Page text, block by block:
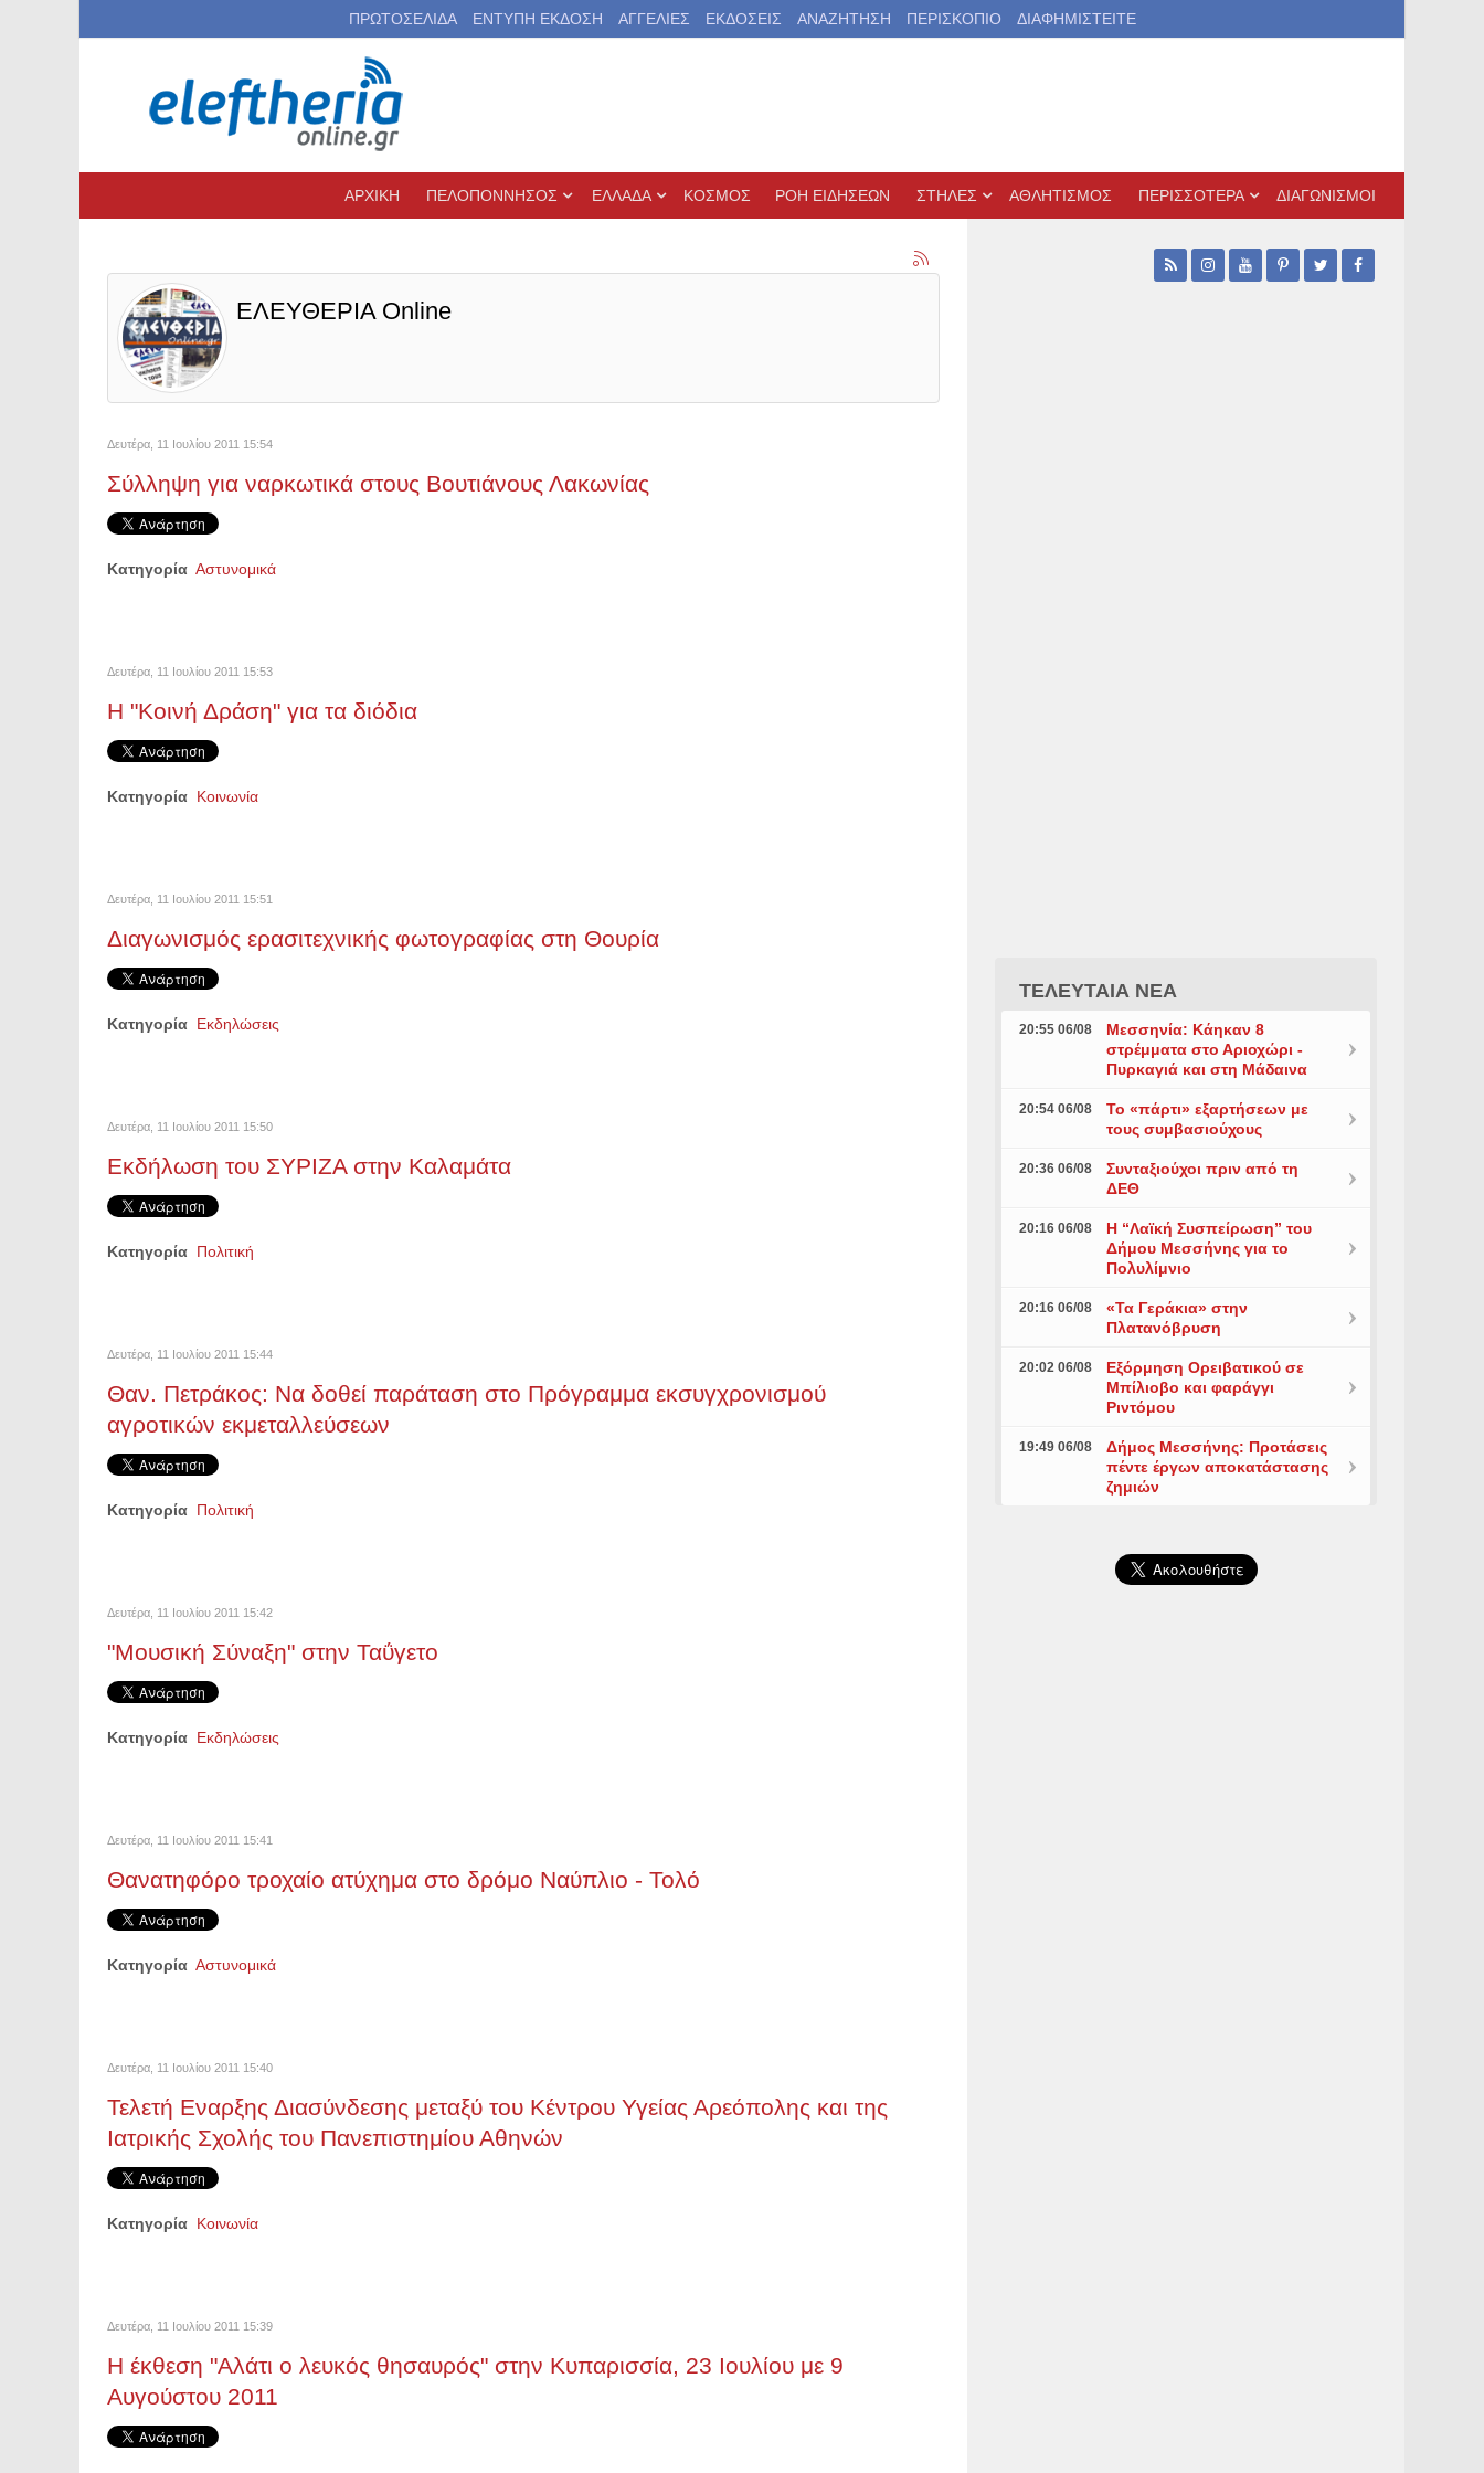
ΠΡΩΤΟΣΕΛΙΔΑ ΕΝΤΥΠΗ ΕΚΔΟΣΗ ΑΓΓΕΛΙΕΣ ΕΚΔΟΣΕΙΣ ΑΝΑΖΗΤΗΣΗ ΠΕΡΙΣΚΟΠΙΟ ΔΙΑΦΗΜΙΣΤΕΙΤΕ
ΑΡΧΙΚΗ ΠΕΛΟΠΟΝΝΗΣΟΣ ΕΛΛΑΔΑ ΚΟΣΜΟΣ ΡΟΗ ΕΙΔΗΣΕΩΝ ΣΤΗΛΕΣ ΑΘΛΗΤΙΣΜΟΣ ΠΕΡΙΣΣΟΤΕΡΑ ΔΙΑΓΩΝΙΣΜΟΙ
ΕΛΕΥΘΕΡΙΑ Online
Δευτέρα, 11 Ιουλίου 2011 15:54
Σύλληψη για ναρκωτικά στους Βουτιάνους Λακωνίας
Κατηγορία Αστυνομικά
Δευτέρα, 11 Ιουλίου 2011 15:53
Η "Κοινή Δράση" για τα διόδια
Κατηγορία Κοινωνία
Δευτέρα, 11 Ιουλίου 2011 15:51
Διαγωνισμός ερασιτεχνικής φωτογραφίας στη Θουρία
Κατηγορία Εκδηλώσεις
Δευτέρα, 11 Ιουλίου 2011 15:50
Εκδήλωση του ΣΥΡΙΖΑ στην Καλαμάτα
Κατηγορία Πολιτική
Δευτέρα, 11 Ιουλίου 2011 15:44
Θαν. Πετράκος: Να δοθεί παράταση στο Πρόγραμμα εκσυγχρονισμού
αγροτικών εκμεταλλεύσεων
Κατηγορία Πολιτική
Δευτέρα, 11 Ιουλίου 2011 15:42
"Μουσική Σύναξη" στην Ταΰγετο
Κατηγορία Εκδηλώσεις
Δευτέρα, 11 Ιουλίου 2011 15:41
Θανατηφόρο τροχαίο ατύχημα στο δρόμο Ναύπλιο - Τολό
Κατηγορία Αστυνομικά
Δευτέρα, 11 Ιουλίου 2011 15:40
Τελετή Εναρξης Διασύνδεσης μεταξύ του Κέντρου Υγείας Αρεόπολης και της
Ιατρικής Σχολής του Πανεπιστημίου Αθηνών
Κατηγορία Κοινωνία
Δευτέρα, 11 Ιουλίου 2011 15:39
Η έκθεση "Αλάτι ο λευκός θησαυρός" στην Κυπαρισσία, 23 Ιουλίου με 9
Αυγούστου 2011
ΤΕΛΕΥΤΑΙΑ ΝΕΑ
20:55 06/08
Μεσσηνία: Κάηκαν 8
στρέμματα στο Αριοχώρι -
Πυρκαγιά και στη Μάδαινα
20:54 06/08
Το «πάρτι» εξαρτήσεων με
τους συμβασιούχους
20:36 06/08
Συνταξιούχοι πριν από τη
ΔΕΘ
20:16 06/08
Η “Λαϊκή Συσπείρωση” του
Δήμου Μεσσήνης για το
Πολυλίμνιο
20:16 06/08
«Τα Γεράκια» στην
Πλατανόβρυση
20:02 06/08
Εξόρμηση Ορειβατικού σε
Μπίλιοβο και φαράγγι
Ριντόμου
19:49 06/08
Δήμος Μεσσήνης: Προτάσεις
πέντε έργων αποκατάστασης
ζημιών